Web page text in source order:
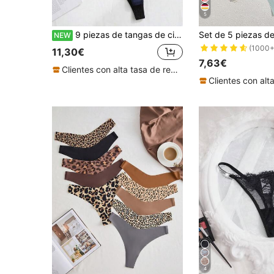
NEW 9 piezas de tangas de cintura baja con banda de encaje, bragas sexys y de moda para mujer
11,30€
Clientes con alta tasa de repetición
5
7,63€
4